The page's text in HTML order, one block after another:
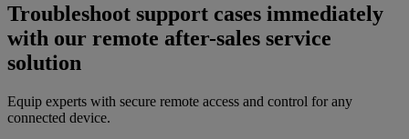
Troubleshoot support cases immediately
with our remote after-sales service
solution
Equip experts with secure remote access and control for any
connected device.